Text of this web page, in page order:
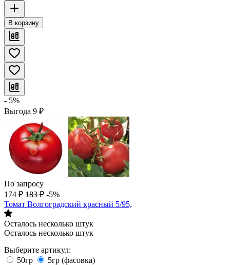
В корзину
- 5%
Выгода 9 ₽
По запросу
174 ₽ 183 ₽ -5%
Томат Волгоградский красный 5/95,
Осталось несколько штук
Осталось несколько штук
Выберите артикул:
50гр
5гр (фасовка)